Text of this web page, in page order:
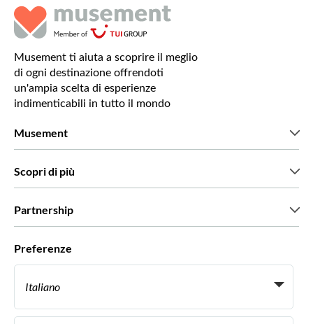
Musement ti aiuta a scoprire il meglio
di ogni destinazione offrendoti
un'ampia scelta di esperienze
indimenticabili in tutto il mondo
Musement
Scopri di più
Partnership
Diventa un nostro fornitore
Preferenze
Italiano
Italiano